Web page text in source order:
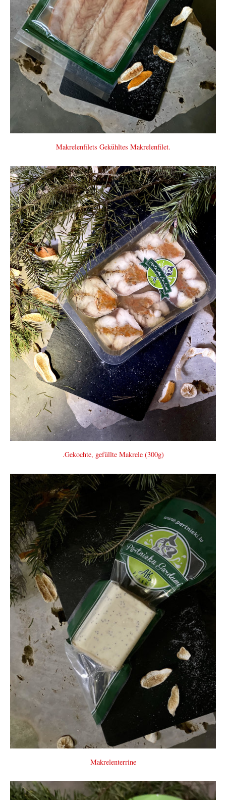
Makrelenfilets Gekühltes Makrelenfilet.
.Gekochte, gefüllte Makrele (300g)
Makrelenterrine